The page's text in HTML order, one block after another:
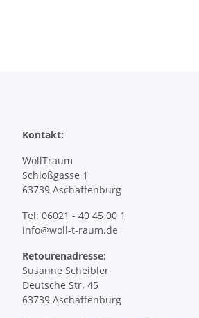
Kontakt:
WollTraum
Schloßgasse 1
63739 Aschaffenburg
Tel: 06021 - 40 45 00 1
info@woll-t-raum.de
Retourenadresse:
Susanne Scheibler
Deutsche Str. 45
63739 Aschaffenburg